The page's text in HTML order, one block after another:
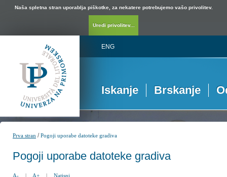
Naša spletna stran uporablja piškotke, za nekatere potrebujemo vašo privolitev.
Uredi privolitev...
ENG
Iskanje Brskanje
Prva stran /Pogoji uporabe datoteke gradiva
Pogoji uporabe datoteke gradiva
A- | A+ | Natisni